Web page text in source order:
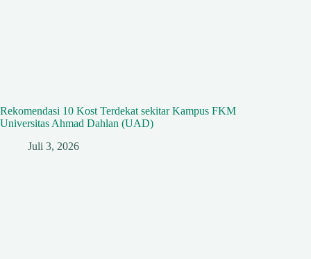
Rekomendasi 10 Kost Terdekat sekitar Kampus FKM
Universitas Ahmad Dahlan (UAD)
Juli 3, 2026